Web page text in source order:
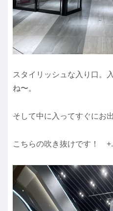
スタイリッシュな入り口。
ね〜。
そして中に入ってすぐにお
こちらの吹き抜けです！ +.